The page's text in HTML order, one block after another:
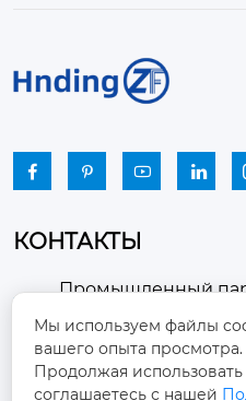
   
КОНТАКТЫ

Промышленный
район Чжоуцунь,
Шаньдун
 winston-
Мы используем файлы
вашего опыта просмотра.
Продолжая использовать
соглашаетесь с нашей